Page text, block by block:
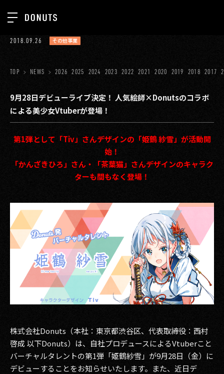
ジョブカン
ゲーム
ミクチャ
医療(CLIUS)
出版メディア
美少女図鑑
タテドラ
その他事業
2026
2025
2023
2022
TOP
ABOUT
SERVICES
GROUP
RECRUIT
CONTACT
PRIVACY POLICY
2018.09.26 その他事業
TOP NEWS 2026 2025 2024 2023 2022 2021 2020 2019 2018 2017
9月28日デビューライブ決定！ 人気絵師×Donutsのコラボ
による美少女Vtuberが登場！
第1弾として「Tiv」さんデザインの「姫鶴 紗雪」が活動開
始！
「かんざきひろ」さん・「茶葉猫」さんデザインのキャラク
ターも間もなく登場！
株式会社Donuts（本社：東京都渋谷区、代表取締役：西村
啓成 以下Donuts）は、自社プロデュースによるVtuberこと
バーチャルタレントの第1弾「姫鶴紗雪」が9月28日（金）に
デビューすることをお知らせいたします。また、近日デ